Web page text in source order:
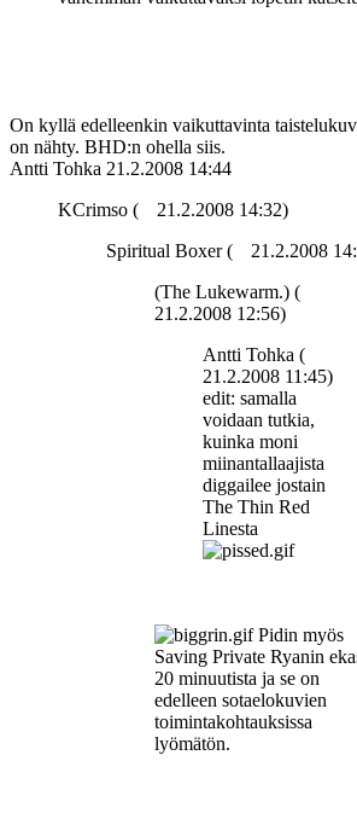
On kyllä edelleenkin vaikuttavinta
on nähty. BHD:n ohella siis.
Antti Tohka 21.2.2008 14:44
KCrimso (
21.2.2008 14:32)
Spiritual Boxer (
21.2.2008
(The Lukewarm.) (
21.2.2008 12:56)
Antti Tohka (
21.2.2008 11:45)
edit: samalla
voidaan tutkia,
kuinka moni
miinantallaajista
diggailee jostain
The Thin Red
Linesta
Pidin myös
Saving Private Ryanin
20 minuutista ja se on
edelleen sotaelokuvien
toimintakohtauksissa
lyömätön.